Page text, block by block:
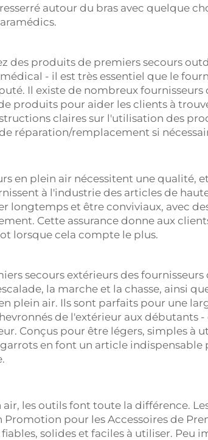
autour du bras avec quelque
des produits de premiers secours
- il est très essentiel que le
Il existe de nombreux fournisseurs
produits pour aider les clients à
claires sur l'utilisation des
réparation/remplacement si
en plein air nécessitent une qualité,
à l'industrie des articles de
longtemps et être conviviaux, avec
Cette assurance donne aux
lorsque cela compte le plus.
secours extérieurs des
la marche et la chasse, ainsi
plein air. Ils sont parfaits pour une
de l'extérieur aux débutants
Conçus pour être légers, simples à
en font un article
les outils font toute la différence.
Promotion pour les Accessoires de
solides et faciles à utiliser. Peu